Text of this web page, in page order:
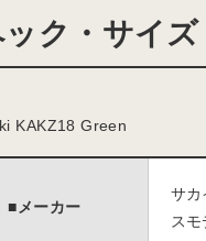
ク・サイズ
KAKZ18 Green
■メーカー
サカ
スモ